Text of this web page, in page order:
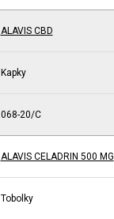
ALAVIS CBD
Kapky
068-20/C
ALAVIS CELADRIN 500 MG
Tobolky